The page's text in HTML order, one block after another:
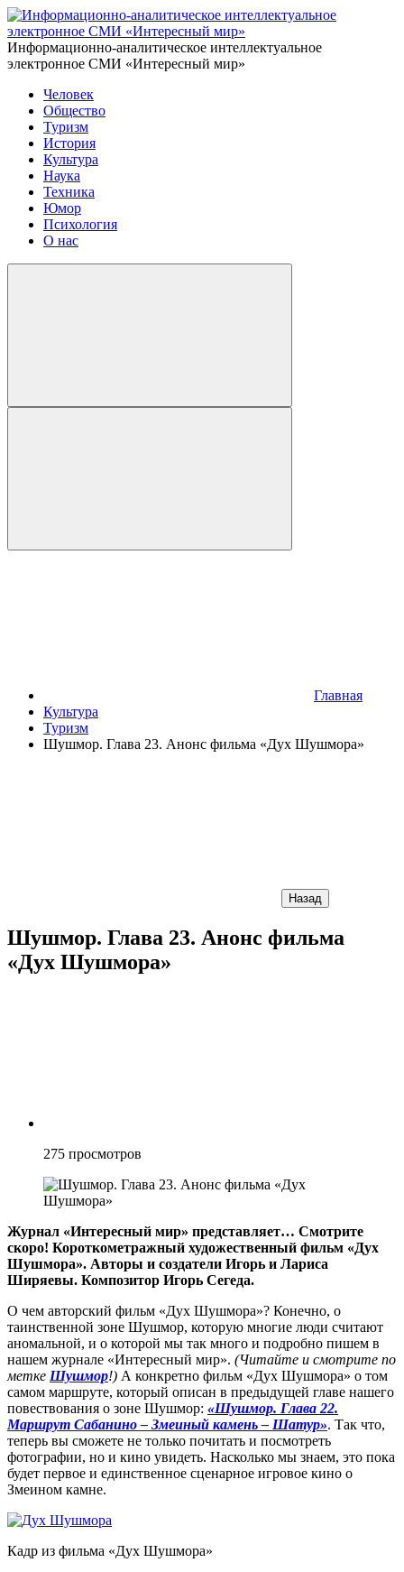
Информационно-аналитическое интеллектуальное
электронное СМИ «Интересный мир»
Человек
Общество
Туризм
История
Культура
Наука
Техника
Юмор
Психология
О нас
Главная
Культура
Туризм
Шушмор. Глава 23. Анонс фильма «Дух Шушмора»
Назад
Шушмор. Глава 23. Анонс фильма
«Дух Шушмора»
275 просмотров
Журнал «Интересный мир» представляет… Смотрите
скоро! Короткометражный художественный фильм «Дух
Шушмора». Авторы и создатели Игорь и Лариса
Ширяевы. Композитор Игорь Сегеда.
О чем авторский фильм «Дух Шушмора»? Конечно, о
таинственной зоне Шушмор, которую многие люди считают
аномальной, и о которой мы так много и подробно пишем в
нашем журнале «Интересный мир». (Читайте и смотрите по
метке Шушмор!) А конкретно фильм «Дух Шушмора» о том
самом маршруте, который описан в предыдущей главе нашего
повествования о зоне Шушмор: «Шушмор. Глава 22.
Маршрут Сабанино – Змеиный камень – Шатур». Так что,
теперь вы сможете не только почитать и посмотреть
фотографии, но и кино увидеть. Насколько мы знаем, это пока
будет первое и единственное сценарное игровое кино о
Змеином камне.
Кадр из фильма «Дух Шушмора»